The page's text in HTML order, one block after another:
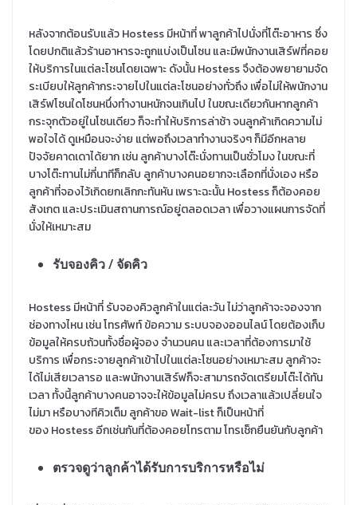
หลังจากต้อนรับแล้ว Hostess มีหน้าที่ พาลูกค้าไปนั่งที่โต๊ะอาหาร ซึ่ง
โดยปกติแล้วร้านอาหารจะถูกแบ่งเป็นโซน และมีพนักงานเสิร์ฟที่คอย
ให้บริการในแต่ละโซนโดยเฉพาะ ดังนั้น Hostess จึงต้องพยายามจัด
ระเบียบให้ลูกค้ากระจายไปในแต่ละโซนอย่างทั่วถึง เพื่อไม่ให้พนักงาน
เสิร์ฟโซนใดโซนหนึ่งทำงานหนักจนเกินไป ในขณะเดียวกันหากลูกค้า
กระจุกตัวอยู่ในโซนเดียว ก็จะทำให้บริการล่าช้า จนลูกค้าเกิดความไม่
พอใจได้ ดูเหมือนจะง่าย แต่พอถึงเวลาทำงานจริงๆ ก็มีอีกหลาย
ปัจจัยคาดเดาได้ยาก เช่น ลูกค้าบางโต๊ะนั่งทานเป็นชั่วโมง ในขณะที่
บางโต๊ะทานไม่กี่นาทีก็กลับ ลูกค้าบางคนอยากจะเลือกที่นั่งเอง หรือ
ลูกค้าที่จองไว้เกิดยกเลิกกะทันหัน เพราะฉะนั้น Hostess ก็ต้องคอย
สังเกต และประเมินสถานการณ์อยู่ตลอดเวลา เพื่อวางแผนการจัดที่
นั่งให้เหมาะสม
รับจองคิว / จัดคิว
Hostess มีหน้าที่ รับจองคิวลูกค้าในแต่ละวัน ไม่ว่าลูกค้าจะจองจาก
ช่องทางไหน เช่น โทรศัพท์ ข้อความ ระบบจองออนไลน์ โดยต้องเก็บ
ข้อมูลให้ครบถ้วนทั้งชื่อผู้จอง จำนวนคน และเวลาที่ต้องการมาใช้
บริการ เพื่อกระจายลูกค้าเข้าไปในแต่ละโซนอย่างเหมาะสม ลูกค้าจะ
ได้ไม่เสียเวลารอ และพนักงานเสิร์ฟก็จะสามารถจัดเตรียมโต๊ะได้ทัน
เวลา ทั้งนี้ลูกค้าบางคนอาจจะให้ข้อมูลไม่ครบ ถึงเวลาแล้วเปลี่ยนใจ
ไม่มา หรือบางทีคิวเต็ม ลูกค้าขอ Wait-list ก็เป็นหน้าที่
ของ Hostess อีกเช่นกันที่ต้องคอยโทรตาม โทรเช็กยืนยันกับลูกค้า
ตรวจดูว่าลูกค้าได้รับการบริการหรือไม่